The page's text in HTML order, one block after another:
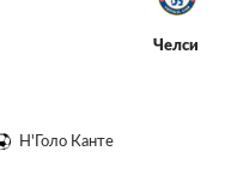
Челси
Н'Голо Канте